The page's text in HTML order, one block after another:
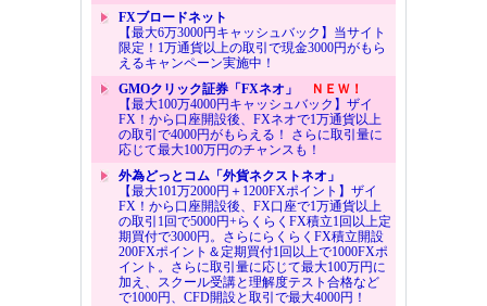
FXブロードネット
【最大6万3000円キャッシュバック】当サイト
限定！1万通貨以上の取引で現金3000円がもら
えるキャンペーン実施中！
GMOクリック証券「FXネオ」
ＮＥＷ！
【最大100万4000円キャッシュバック】ザイ
FX！から口座開設後、FXネオで1万通貨以上
の取引で4000円がもらえる！ さらに取引量に
応じて最大100万円のチャンスも！
外為どっとコム「外貨ネクストネオ」
【最大101万2000円＋1200FXポイント】ザイ
FX！から口座開設後、FX口座で1万通貨以上
の取引1回で5000円+らくらくFX積立1回以上定
期買付で3000円。さらにらくらくFX積立開設
200FXポイント＆定期買付1回以上で1000FXポ
イント。さらに取引量に応じて最大100万円に
加え、スクール受講と理解度テスト合格など
で1000円、CFD開設と取引で最大4000円！